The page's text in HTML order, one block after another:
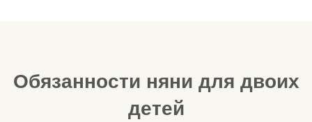
Обязанности няни для двоих
детей